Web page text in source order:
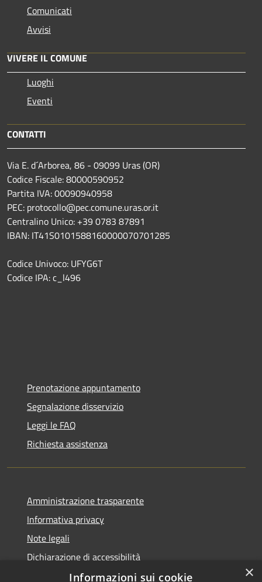
Comunicati
Avvisi
VIVERE IL COMUNE
Luoghi
Eventi
CONTATTI
Via E. d´Arborea, 86 - 09099 Uras (OR)
Codice Fiscale: 80000590952
Partita IVA: 00090940958
PEC: protocollo@pec.comune.uras.or.it
Centralino Unico: +39 0783 87891
IBAN: IT41S0101588160000070701285
Codice Univoco: UFYG6T
Codice IPA: c_l496
Prenotazione appuntamento
Segnalazione disservizio
Leggi le FAQ
Richiesta assistenza
Amministrazione trasparente
Informativa privacy
Note legali
Dichiarazione di accessibilità
×
Informazioni sui cookie